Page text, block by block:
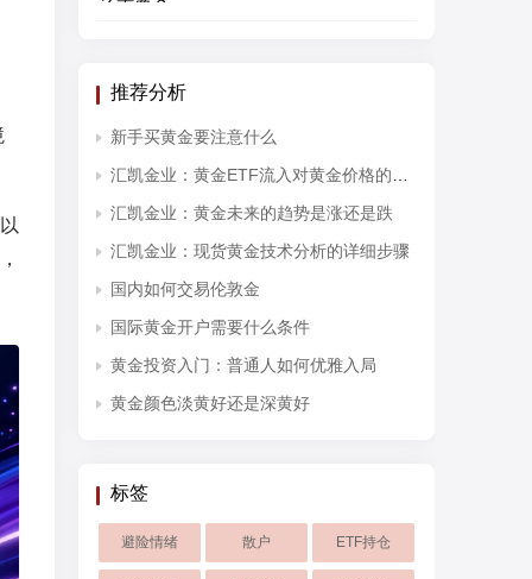
推荐分析
新手买黄金要注意什么
汇凯金业：黄金ETF流入对黄金价格的影响分析
汇凯金业：黄金未来的趋势是涨还是跌
汇凯金业：现货黄金技术分析的详细步骤
国内如何交易伦敦金
国际黄金开户需要什么条件
黄金投资入门：普通人如何优雅入局
黄金颜色淡黄好还是深黄好
标签
避险情绪 散户 ETF持仓